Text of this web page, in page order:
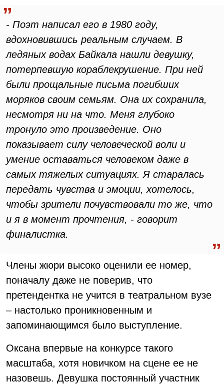
- Поэт написал его в 1980 году,
вдохновившись реальным случаем. В
ледяных водах Байкала нашли девушку,
потерпевшую кораблекрушение. При ней
были прощальные письма погибших
моряков своим семьям. Она их сохранила,
несмотря ни на что. Меня глубоко
тронуло это произведение. Оно
показывает силу человеческой воли и
умение оставаться человеком даже в
самых тяжелых ситуациях. Я старалась
передать чувства и эмоции, хотелось,
чтобы зрители почувствовали то же, что
и я в момент прочтения, - говорит
финалистка.
Члены жюри высоко оценили ее номер,
поначалу даже не поверив, что
претендентка не учится в театральном вузе
– настолько проникновенным и
запоминающимся было выступление.
Оксана впервые на конкурсе такого
масштаба, хотя новичком на сцене ее не
назовешь. Девушка постоянный участник